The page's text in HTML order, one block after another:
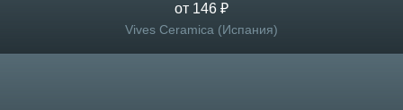
от 146 ₽
Vives Ceramica (Испания)